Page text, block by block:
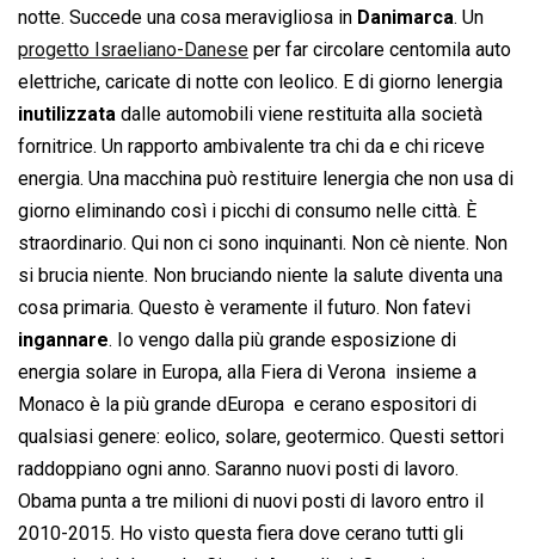
notte. Succede una cosa meravigliosa in Danimarca. Un
progetto Israeliano-Danese per far circolare centomila auto
elettriche, caricate di notte con leolico. E di giorno lenergia
inutilizzata dalle automobili viene restituita alla società
fornitrice. Un rapporto ambivalente tra chi da e chi riceve
energia. Una macchina può restituire lenergia che non usa di
giorno eliminando così i picchi di consumo nelle città. È
straordinario. Qui non ci sono inquinanti. Non cè niente. Non
si brucia niente. Non bruciando niente la salute diventa una
cosa primaria. Questo è veramente il futuro. Non fatevi
ingannare. Io vengo dalla più grande esposizione di
energia solare in Europa, alla Fiera di Verona  insieme a
Monaco è la più grande dEuropa  e cerano espositori di
qualsiasi genere: eolico, solare, geotermico. Questi settori
raddoppiano ogni anno. Saranno nuovi posti di lavoro.
Obama punta a tre milioni di nuovi posti di lavoro entro il
2010-2015. Ho visto questa fiera dove cerano tutti gli